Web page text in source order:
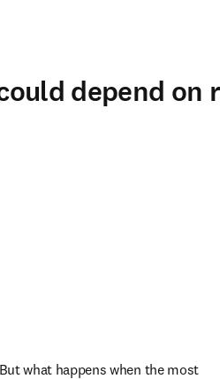
depend on
what happens when the most